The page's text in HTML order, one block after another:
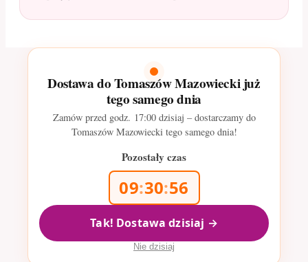
Dostawa do Tomaszów Mazowiecki już
tego samego dnia
Zamów przed godz. 17:00dzisiaj – dostarczamy do
Tomaszów Mazowiecki tego samego dnia!
Pozostały czas
09:30:55
Tak! Dostawa dzisiaj →
Nie dzisiaj